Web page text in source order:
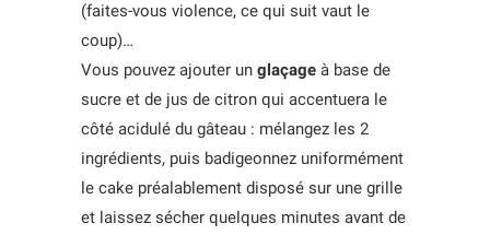
(faites-vous violence, ce qui suit vaut le
coup)…
Vous pouvez ajouter un glaçage à base de
sucre et de jus de citron qui accentuera le
côté acidulé du gâteau : mélangez les 2
ingrédients, puis badigeonnez uniformément
le cake préalablement disposé sur une grille
et laissez sécher quelques minutes avant de